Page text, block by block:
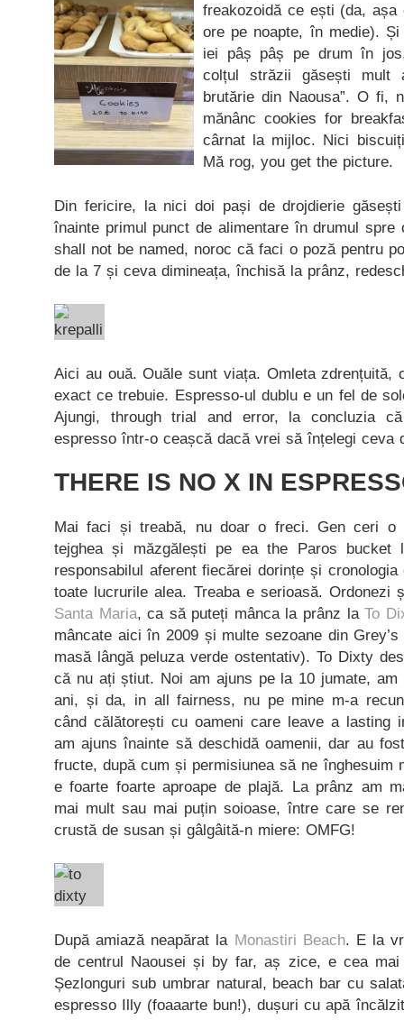
freakozoidă ce ești (da,
ore pe noapte, în medie).
iei pâș pâș pe drum în
colțul străzii găsești mult
brutărie din Naousa”. O fi,
mănânc cookies for
cârnat la mijloc. Nici
Mă rog, you get the picture.
Din fericire, la nici doi pași de drojdierie
înainte primul punct de alimentare în drumul spre
shall not be named, noroc că faci o poză pentru
de la 7 și ceva dimineața, închisă la prânz,
Aici au ouă. Ouăle sunt viața. Omleta zdrențuită,
exact ce trebuie. Espresso-ul dublu e un fel de
Ajungi, through trial and error, la concluzia
espresso într-o ceașcă dacă vrei să înțelegi ceva
THERE IS NO X IN
Mai faci și treabă, nu doar o freci. Gen ceri o
tejghea și măzgălești pe ea the Paros bucket
responsabilul aferent fiecărei dorințe și
toate lucrurile alea. Treaba e serioasă. Ordonezi
Santa Maria, ca să puteți mânca la prânz laTo
mâncate aici în 2009 și multe sezoane din
masă lângă peluza verde ostentativ). To Dixty
că nu ați știut. Noi am ajuns pe la 10 jumate, am
ani, și da, in all fairness, nu pe mine m-a
când călătorești cu oameni care leave a lasting
am ajuns înainte să deschidă oamenii, dar au
fructe, după cum și permisiunea să ne înghesuim
e foarte foarte aproape de plajă. La prânz am
mai mult sau mai puțin soioase, între care se
crustă de susan și gâlgâită-n miere: OMFG!
După amiază neapărat la Monastiri Beach. E la
de centrul Naousei și by far, aș zice, e cea mai
Șezlonguri sub umbrar natural, beach bar cu
espresso Illy (foaaarte bun!), dușuri cu apă